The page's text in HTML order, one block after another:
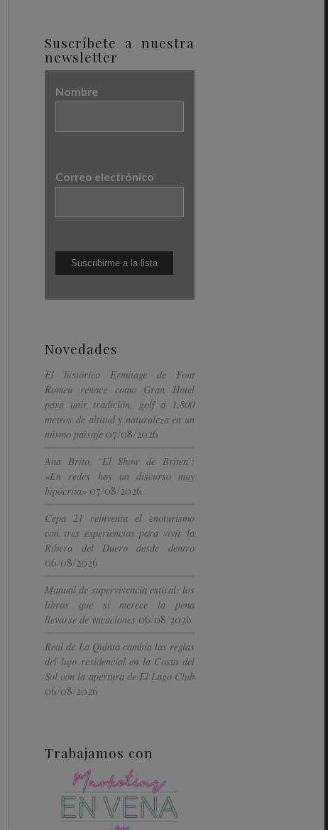
Suscríbete a nuestra
newsletter
Nombre
Correo electrónico
Novedades
El histórico Ermitage de Font
Romeu renace como Gran Hotel
para unir tradición, golf a 1.800
metros de altitud y naturaleza en un
mismo paisaje 07/08/2026
Ana Brito, ‘El Show de Briten’:
«En redes hay un discurso muy
hipócrita» 07/08/2026
Cepa 21 reinventa el enoturismo
con tres experiencias para vivir la
Ribera del Duero desde dentro
06/08/2026
Manual de supervivencia estival: los
libros que sí merece la pena
llevarse de vacaciones 06/08/2026
Real de La Quinta cambia las reglas
del lujo residencial en la Costa del
Sol con la apertura de El Lago Club
06/08/2026
Trabajamos con